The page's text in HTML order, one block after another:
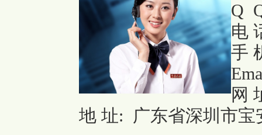
Q
电
手
网
地 址: 广东省深圳市宝